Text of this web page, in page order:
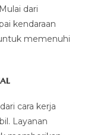
dari
kendaraan
memenuhi
cara kerja
Layanan